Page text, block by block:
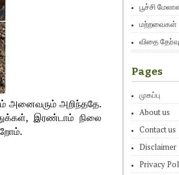
அனைவரும் அறிந்ததே.
இரண்டாம் நிலை
பூச்சி
மற்றவைகள்
விதை
Pages
முகப்பு
About us
Contact us
Disclaimer
Privacy